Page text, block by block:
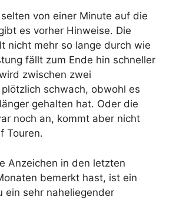
von einer Minute auf die
es vorher Hinweise. Die
nicht mehr so lange durch wie
fällt zum Ende hin schneller
zwischen zwei
schwach, obwohl es
gehalten hat. Oder die
noch an, kommt aber nicht
Touren.
Anzeichen in den letzten
bemerkt hast, ist ein
ein sehr naheliegender